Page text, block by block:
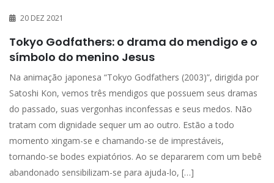
20 DEZ 2021
Tokyo Godfathers: o drama do mendigo e o
símbolo do menino Jesus
Na animação japonesa “Tokyo Godfathers (2003)”, dirigida por
Satoshi Kon, vemos três mendigos que possuem seus dramas
do passado, suas vergonhas inconfessas e seus medos. Não
tratam com dignidade sequer um ao outro. Estão a todo
momento xingam-se e chamando-se de imprestáveis,
tornando-se bodes expiatórios. Ao se depararem com um bebê
abandonado sensibilizam-se para ajuda-lo, […]